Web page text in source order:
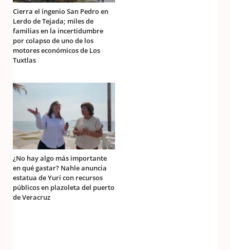
Cierra el ingenio San Pedro en
Lerdo de Tejada; miles de
familias en la incertidumbre
por colapso de uno de los
motores económicos de Los
Tuxtlas
¿No hay algo más importante
en qué gastar? Nahle anuncia
estatua de Yuri con recursos
públicos en plazoleta del puerto
de Veracruz